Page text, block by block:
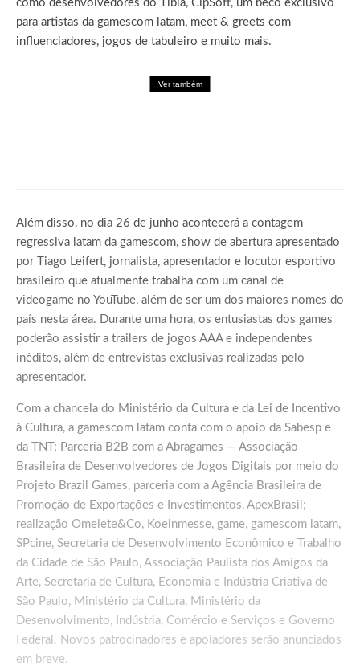
como desenvolvedores do Tibia, CipSoft, um beco exclusivo
para artistas da gamescom latam, meet & greets com
influenciadores, jogos de tabuleiro e muito mais.
Ver também
Além disso, no dia 26 de junho acontecerá a contagem
regressiva latam da gamescom, show de abertura apresentado
por Tiago Leifert, jornalista, apresentador e locutor esportivo
brasileiro que atualmente trabalha com um canal de
videogame no YouTube, além de ser um dos maiores nomes do
país nesta área. Durante uma hora, os entusiastas dos games
poderão assistir a trailers de jogos AAA e independentes
inéditos, além de entrevistas exclusivas realizadas pelo
apresentador.
Com a chancela do Ministério da Cultura e da Lei de Incentivo
à Cultura, a gamescom latam conta com o apoio da Sabesp e
da TNT; Parceria B2B com a Abragames — Associação
Brasileira de Desenvolvedores de Jogos Digitais por meio do
Projeto Brazil Games, parceria com a Agência Brasileira de
Promoção de Exportações e Investimentos, ApexBrasil;
realização Omelete&Co, Koelnmesse, game, gamescom latam,
SPcine, Secretaria de Desenvolvimento Econômico e Trabalho
da Cidade de São Paulo, Associação Paulista dos Amigos da
Arte, Secretaria de Cultura, Economia e Indústria Criativa de
São Paulo, Ministério da Cultura, Ministério da
Desenvolvimento, Indústria, Comércio e Serviços e Governo
Federal. Novos patrocinadores e apoiadores serão anunciados
em breve.